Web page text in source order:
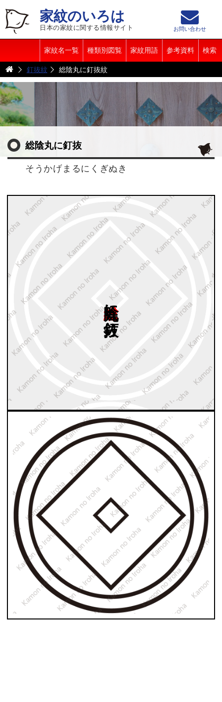
家紋のいろは
日本の家紋に関する情報サイト
家紋名一覧 種類別図覧 家紋用語 参考資料 検索
お問い合わせ
釘抜紋 総陰丸に釘抜紋
総陰丸に釘抜
そうかげまるにくぎぬき
釘抜